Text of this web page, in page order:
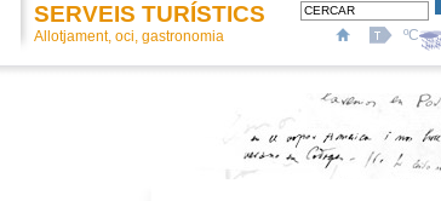
SERVEIS TURÍSTICS
Allotjament, oci, gastronomia ºC